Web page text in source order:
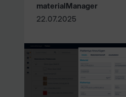
materialManager
22.07.2025